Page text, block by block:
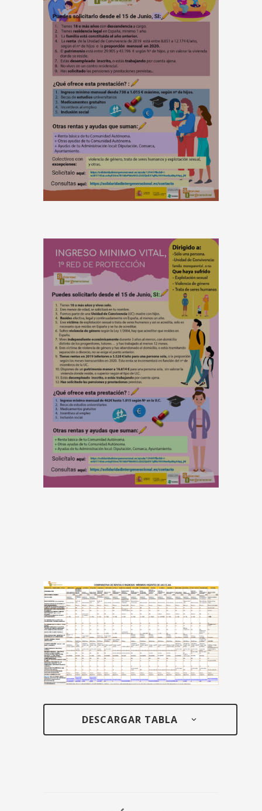
DESCARGAR TABLA